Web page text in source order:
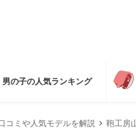
男の子の人気ランキング
コミや人気モデルを解説 鞄工房